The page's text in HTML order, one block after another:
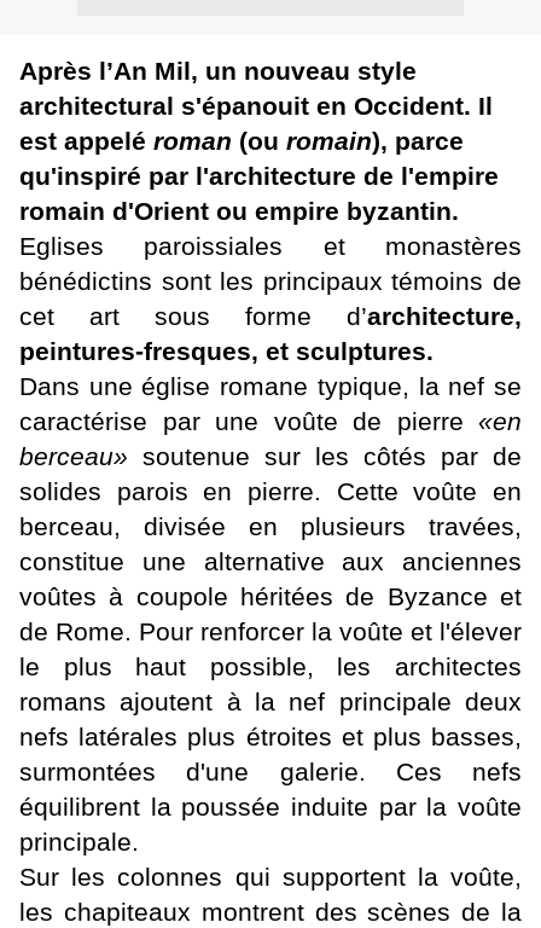
Après l’An Mil, un nouveau style
architectural s'épanouit en Occident. Il
est appelé roman (ou romain), parce
qu'inspiré par l'architecture de l'empire
romain d'Orient ou empire byzantin.
Eglises paroissiales et monastères
bénédictins sont les principaux témoins de
cet art sous forme d’architecture,
peintures-fresques, et sculptures.
Dans une église romane typique, la nef se
caractérise par une voûte de pierre «en
berceau» soutenue sur les côtés par de
solides parois en pierre. Cette voûte en
berceau, divisée en plusieurs travées,
constitue une alternative aux anciennes
voûtes à coupole héritées de Byzance et
de Rome. Pour renforcer la voûte et l'élever
le plus haut possible, les architectes
romans ajoutent à la nef principale deux
nefs latérales plus étroites et plus basses,
surmontées d'une galerie. Ces nefs
équilibrent la poussée induite par la voûte
principale.
Sur les colonnes qui supportent la voûte,
les chapiteaux montrent des scènes de la